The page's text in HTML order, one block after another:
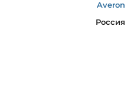
Averon
Россия